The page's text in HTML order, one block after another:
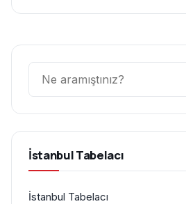
İstanbul Tabelacı
İstanbul Tabelacı